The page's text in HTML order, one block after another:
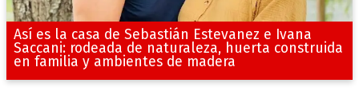
Así es la casa de Sebastián Estevanez e Ivana
Saccani: rodeada de naturaleza, huerta construida
en familia y ambientes de madera